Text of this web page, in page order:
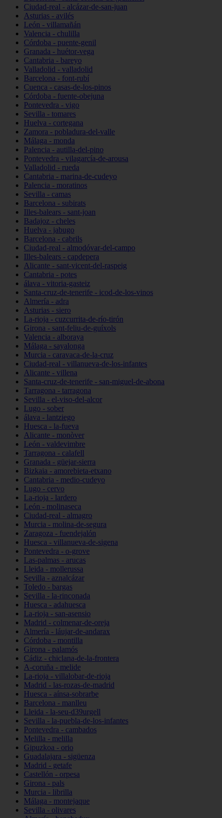
Ciudad-real - alcázar-de-san-juan
Asturias - avilés
León - villamañán
Valencia - chulilla
Córdoba - puente-genil
Granada - huétor-vega
Cantabria - bareyo
Valladolid - valladolid
Barcelona - font-rubí
Cuenca - casas-de-los-pinos
Córdoba - fuente-obejuna
Pontevedra - vigo
Sevilla - tomares
Huelva - cortegana
Zamora - pobladura-del-valle
Málaga - monda
Palencia - autilla-del-pino
Pontevedra - vilagarcía-de-arousa
Valladolid - rueda
Cantabria - marina-de-cudeyo
Palencia - moratinos
Sevilla - camas
Barcelona - subirats
Illes-balears - sant-joan
Badajoz - cheles
Huelva - jabugo
Barcelona - cabrils
Ciudad-real - almodóvar-del-campo
Illes-balears - capdepera
Alicante - sant-vicent-del-raspeig
Cantabria - potes
álava - vitoria-gasteiz
Santa-cruz-de-tenerife - icod-de-los-vinos
Almería - adra
Asturias - siero
La-rioja - cuzcurrita-de-río-tirón
Girona - sant-feliu-de-guíxols
Valencia - alboraya
Málaga - sayalonga
Murcia - caravaca-de-la-cruz
Ciudad-real - villanueva-de-los-infantes
Alicante - villena
Santa-cruz-de-tenerife - san-miguel-de-abona
Tarragona - tarragona
Sevilla - el-viso-del-alcor
Lugo - sober
álava - lantziego
Huesca - la-fueva
Alicante - monòver
León - valdevimbre
Tarragona - calafell
Granada - güejar-sierra
Bizkaia - amorebieta-etxano
Cantabria - medio-cudeyo
Lugo - cervo
La-rioja - lardero
León - molinaseca
Ciudad-real - almagro
Murcia - molina-de-segura
Zaragoza - fuendejalón
Huesca - villanueva-de-sigena
Pontevedra - o-grove
Las-palmas - arucas
Lleida - mollerussa
Sevilla - aznalcázar
Toledo - bargas
Sevilla - la-rinconada
Huesca - adahuesca
La-rioja - san-asensio
Madrid - colmenar-de-oreja
Almería - láujar-de-andarax
Córdoba - montilla
Girona - palamós
Cádiz - chiclana-de-la-frontera
A-coruña - melide
La-rioja - villalobar-de-rioja
Madrid - las-rozas-de-madrid
Huesca - aínsa-sobrarbe
Barcelona - manlleu
Lleida - la-seu-d39urgell
Sevilla - la-puebla-de-los-infantes
Pontevedra - cambados
Melilla - melilla
Gipuzkoa - orio
Guadalajara - sigüenza
Madrid - getafe
Castellón - orpesa
Girona - pals
Murcia - librilla
Málaga - montejaque
Sevilla - olivares